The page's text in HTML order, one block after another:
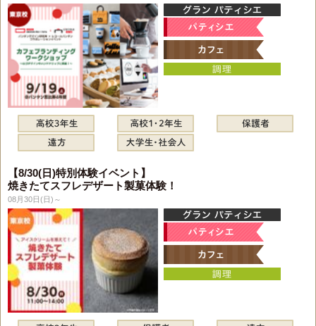
【8/30(日)特別体験イベント】
焼きたてスフレデザート製菓体験！
08月30日(日)～